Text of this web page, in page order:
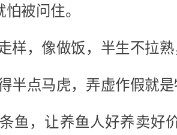
被问住。
样，像做饭，半生不拉
半点马虎，弄虚作假就
鱼，让养鱼人好养卖好